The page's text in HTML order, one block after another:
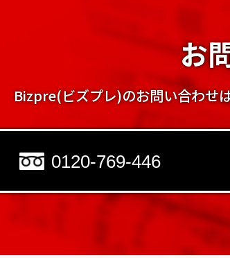
お
Bizpre(ビズプレ)のお問い合わせ
0120-769-446